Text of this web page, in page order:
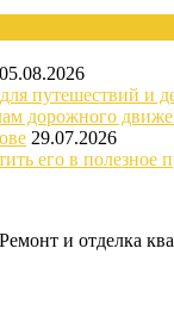
05.08.2026
путешествий и
дорожного
29.07.2026
его в полезное
и отделка